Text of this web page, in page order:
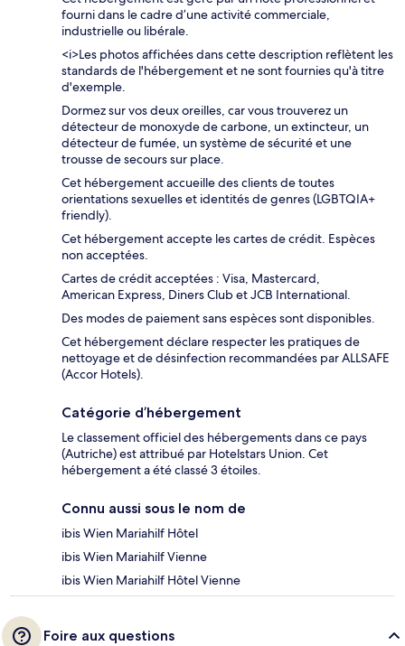
fourni dans le cadre d’une activité commerciale,
industrielle ou libérale.
<i>Les photos affichées dans cette description reflètent les
standards de l'hébergement et ne sont fournies qu'à titre
d'exemple.
Dormez sur vos deux oreilles, car vous trouverez un
détecteur de monoxyde de carbone, un extincteur, un
détecteur de fumée, un système de sécurité et une
trousse de secours sur place.
Cet hébergement accueille des clients de toutes
orientations sexuelles et identités de genres (LGBTQIA+
friendly).
Cet hébergement accepte les cartes de crédit. Espèces
non acceptées.
Cartes de crédit acceptées : Visa, Mastercard,
American Express, Diners Club et JCB International.
Des modes de paiement sans espèces sont disponibles.
Cet hébergement déclare respecter les pratiques de
nettoyage et de désinfection recommandées par ALLSAFE
(Accor Hotels).
Catégorie d’hébergement
Le classement officiel des hébergements dans ce pays
(Autriche) est attribué par Hotelstars Union. Cet
hébergement a été classé 3 étoiles.
Connu aussi sous le nom de
ibis Wien Mariahilf Hôtel
ibis Wien Mariahilf Vienne
ibis Wien Mariahilf Hôtel Vienne
Foire aux questions